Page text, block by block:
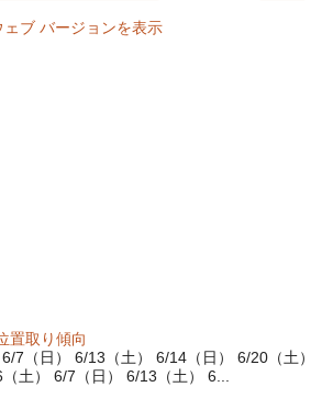
ェブ バージョンを表示
置取り傾向
7（日） 6/13（土） 6/14（日） 6/20（土）
土） 6/7（日） 6/13（土） 6...